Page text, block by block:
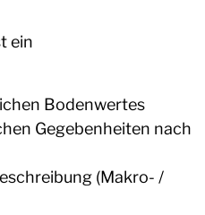
ein
Bodenwertes
Gegebenheiten nach
(Makro- /